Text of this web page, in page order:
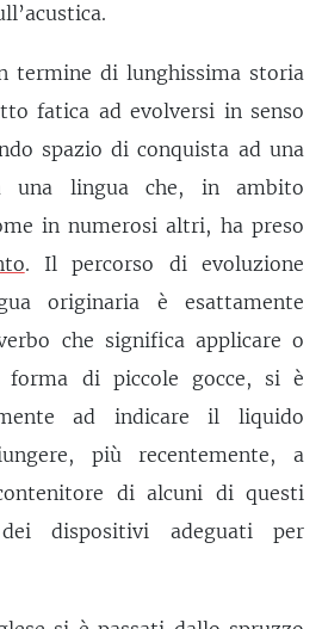
termine di lunghissima storia
fatica ad evolversi in senso
spazio di conquista ad una
una lingua che, in ambito
in numerosi altri, ha preso
. Il percorso di evoluzione
originaria è esattamente
che significa applicare o
forma di piccole gocce, si è
ad indicare il liquido
più recentemente, a
di alcuni di questi
dispositivi adeguati per